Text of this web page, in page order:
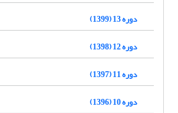
دوره 13 (1399)
دوره 12 (1398)
دوره 11 (1397)
دوره 10 (1396)